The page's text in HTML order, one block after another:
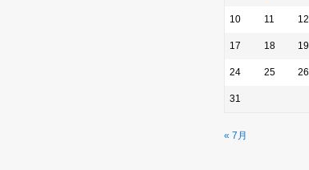
10 11 12
17 18 19
24 25 26
31
« 7月